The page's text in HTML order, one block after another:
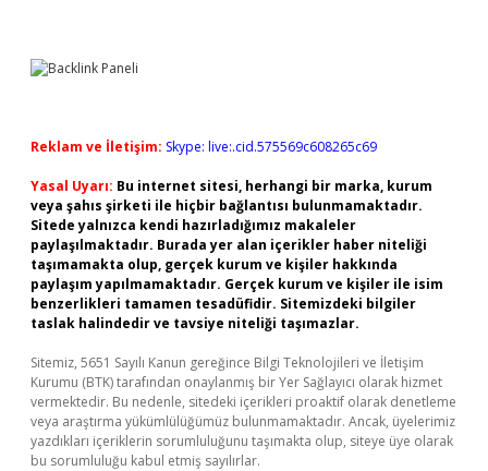
Reklam ve İletişim: Skype: live:.cid.575569c608265c69
Yasal Uyarı: Bu internet sitesi, herhangi bir marka, kurum
veya şahıs şirketi ile hiçbir bağlantısı bulunmamaktadır.
Sitede yalnızca kendi hazırladığımız makaleler
paylaşılmaktadır. Burada yer alan içerikler haber niteliği
taşımamakta olup, gerçek kurum ve kişiler hakkında
paylaşım yapılmamaktadır. Gerçek kurum ve kişiler ile isim
benzerlikleri tamamen tesadüfidir. Sitemizdeki bilgiler
taslak halindedir ve tavsiye niteliği taşımazlar.
Sitemiz, 5651 Sayılı Kanun gereğince Bilgi Teknolojileri ve İletişim
Kurumu (BTK) tarafından onaylanmış bir Yer Sağlayıcı olarak hizmet
vermektedir. Bu nedenle, sitedeki içerikleri proaktif olarak denetleme
veya araştırma yükümlülüğümüz bulunmamaktadır. Ancak, üyelerimiz
yazdıkları içeriklerin sorumluluğunu taşımakta olup, siteye üye olarak
bu sorumluluğu kabul etmiş sayılırlar.